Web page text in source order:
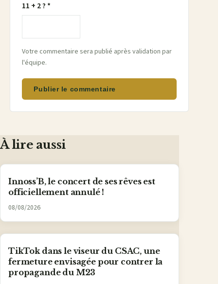
11 + 2 ? *
Votre commentaire sera publié après validation par
l'équipe.
Publier le commentaire
À lire aussi
Innoss’B, le concert de ses rêves est
officiellement annulé !
08/08/2026
TikTok dans le viseur du CSAC, une
fermeture envisagée pour contrer la
propagande du M23